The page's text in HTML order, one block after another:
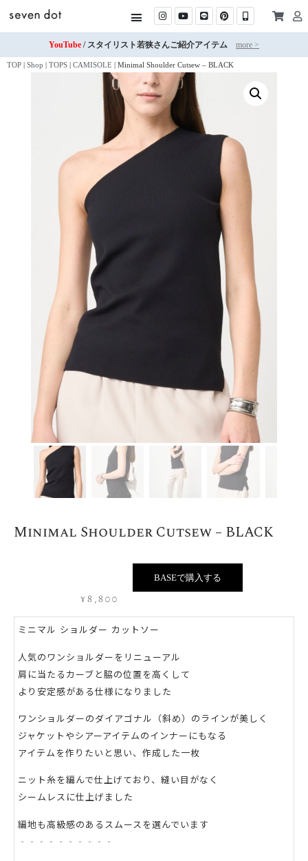
YouTube / スタイリスト若狭さんご紹介アイテム more >
TOP Shop TOPS CAMISOLE Minimal Shoulder Cutsew – BLACK
Minimal Shoulder Cutsew – BLACK
¥8,800
BASEで購入する
ミニマル ショルダー カットソー
人気のワンショルダーをリニューアル
肩に当たるカーブと脇の位置を高くして
より安定感がある仕様になりました
ワンショルダーのダイアゴナル（斜め）のラインが美しく
ジャケットやシアーアイテムのインナーにもなる
アイテムを作りたいと思い、作成した一枚
ニット糸を編んで仕上げており、縫い目がなく
シームレスに仕上げました
編地も高級感のあるスムースを選んでいます
‐‐‐‐‐‐‐‐‐‐